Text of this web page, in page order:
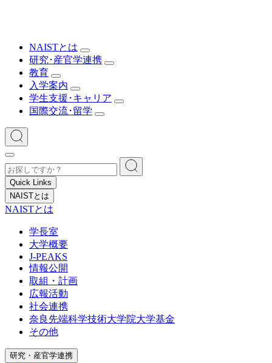
NAISTとは
研究･産官学連携
教育
入学案内
学生支援･キャリア
国際交流･留学
Quick Links
NAISTとは
NAISTとは
学長室
大学概要
J-PEAKS
情報公開
取組・計画
広報活動
社会連携
奈良先端科学技術大学院大学基金
その他
研究・産官学連携